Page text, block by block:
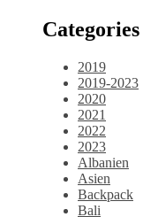
Categories
2019
2019-2023
2020
2021
2022
2023
Albanien
Asien
Backpack
Bali